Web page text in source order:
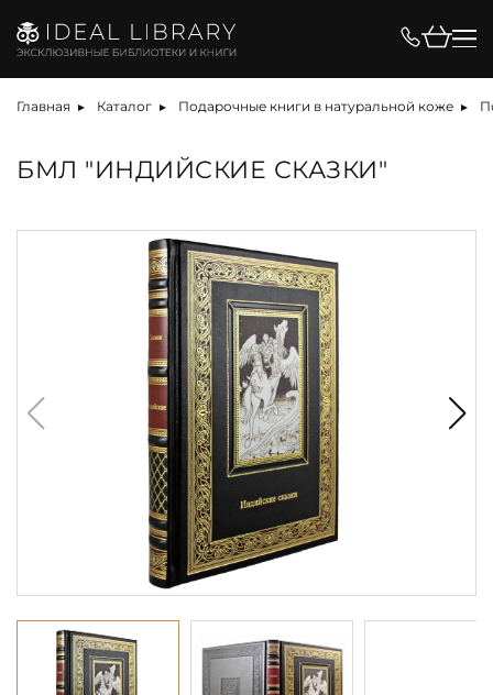
Главная Каталог Подарочные книги в натуральной коже
БМЛ "ИНДИЙСКИЕ СКАЗКИ"